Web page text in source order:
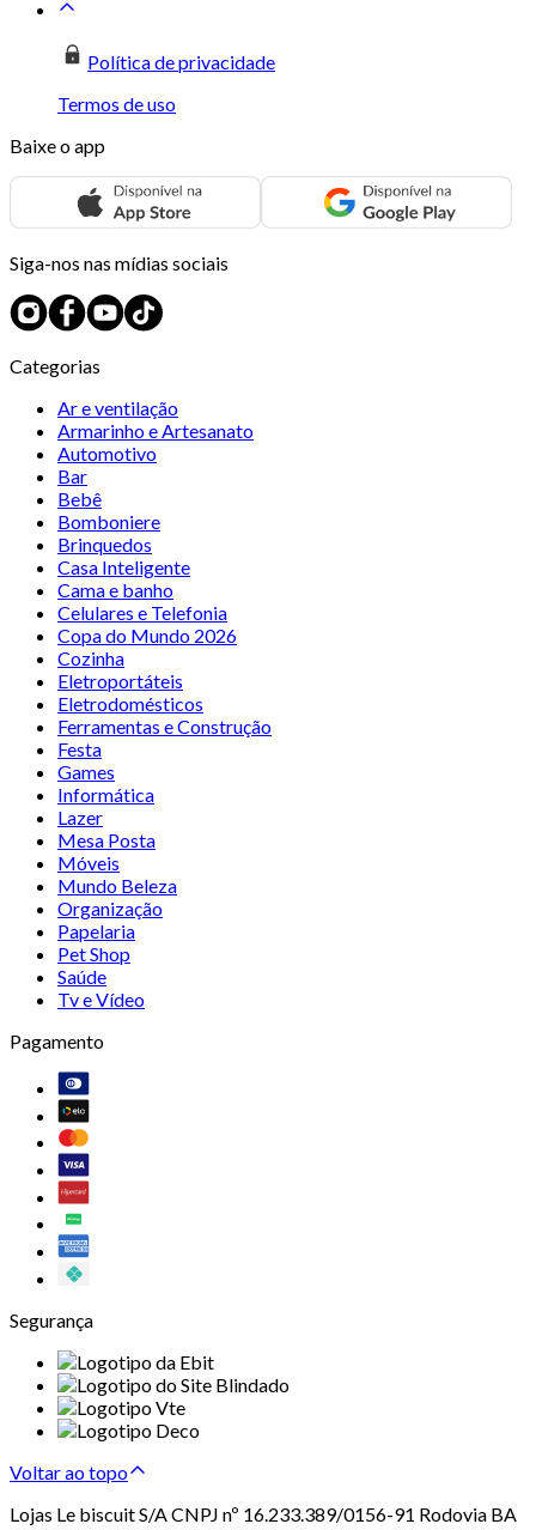
Política de privacidade
Termos de uso
Baixe o app
Siga-nos nas mídias sociais
Categorias
Ar e ventilação
Armarinho e Artesanato
Automotivo
Bar
Bebê
Bomboniere
Brinquedos
Casa Inteligente
Cama e banho
Celulares e Telefonia
Copa do Mundo 2026
Cozinha
Eletroportáteis
Eletrodomésticos
Ferramentas e Construção
Festa
Games
Informática
Lazer
Mesa Posta
Móveis
Mundo Beleza
Organização
Papelaria
Pet Shop
Saúde
Tv e Vídeo
Pagamento
Segurança
Voltar ao topo
Lojas Le biscuit S/A CNPJ nº 16.233.389/0156-91 Rodovia BA